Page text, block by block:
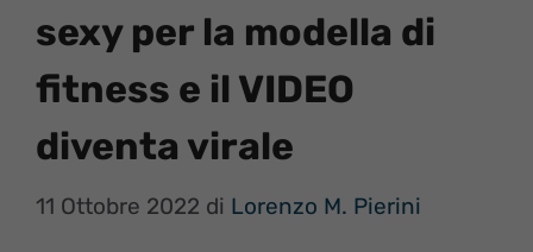
sexy per la modella di
fitness e il VIDEO
diventa virale
11 Ottobre 2022 di Lorenzo M. Pierini